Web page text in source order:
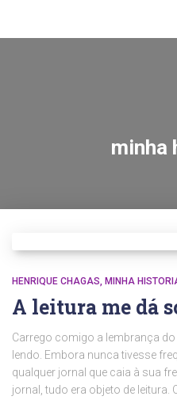
minha
HENRIQUE CHAGAS MINHA
A leitura me dá
Carrego comigo a lembrança
lendo. Embora nunca tivesse
qualquer jornal que caia à sua
jornal, tudo era objeto de leitura.